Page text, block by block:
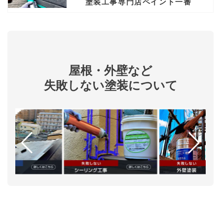
屋根・外壁など
失敗しない塗装について